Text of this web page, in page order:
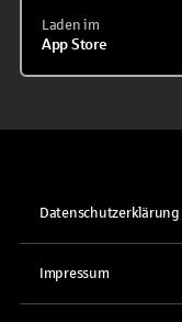
Laden im
App Store
Datenschutzerklärung
Impressum